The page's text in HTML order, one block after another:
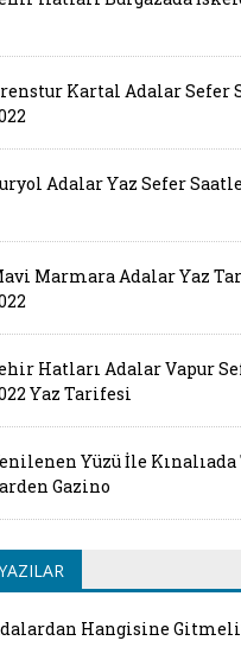
Kartal Adalar Sefer
Adalar Yaz Sefer
Marmara Adalar Yaz
Hatları Adalar Vapur
Yaz Tarifesi
Yüzü İle
Gazino
Hangisine